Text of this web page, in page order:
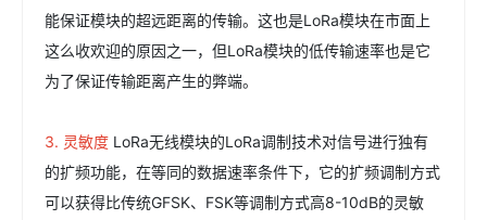
能保证模块的超远距离的传输。这也是LoRa模块在市面上
这么收欢迎的原因之一，但LoRa模块的低传输速率也是它
为了保证传输距离产生的弊端。
3. 灵敏度 LoRa无线模块的LoRa调制技术对信号进行独有
的扩频功能，在等同的数据速率条件下，它的扩频调制方式
可以获得比传统GFSK、FSK等调制方式高8-10dB的灵敏